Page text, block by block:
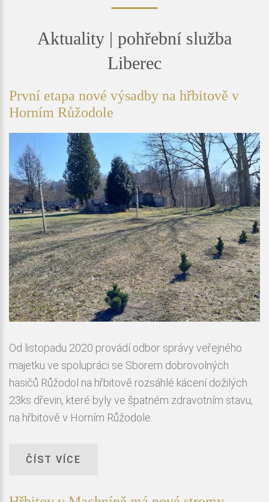
Aktuality | pohřební služba
Liberec
První etapa nové výsadby na hřbitově v
Horním Růžodole
Od listopadu 2020 provádí odbor správy veřejného
majetku ve spolupráci se Sborem dobrovolných
hasičů Růžodol na hřbitově rozsáhlé kácení dožilých
23ks dřevin, které byly ve špatném zdravotním stavu,
na hřbitově v Horním Růžodole.
ČÍST VÍCE